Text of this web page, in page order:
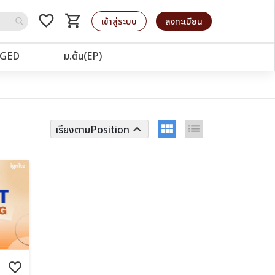
favorite_border shopping_cart
รถเข็น เข้าสู่ระบบ ลงทะเบียน
ม.ต้น(EP)
เรียงตามPosition keyboard_arrow_up view_module list
favorite_border